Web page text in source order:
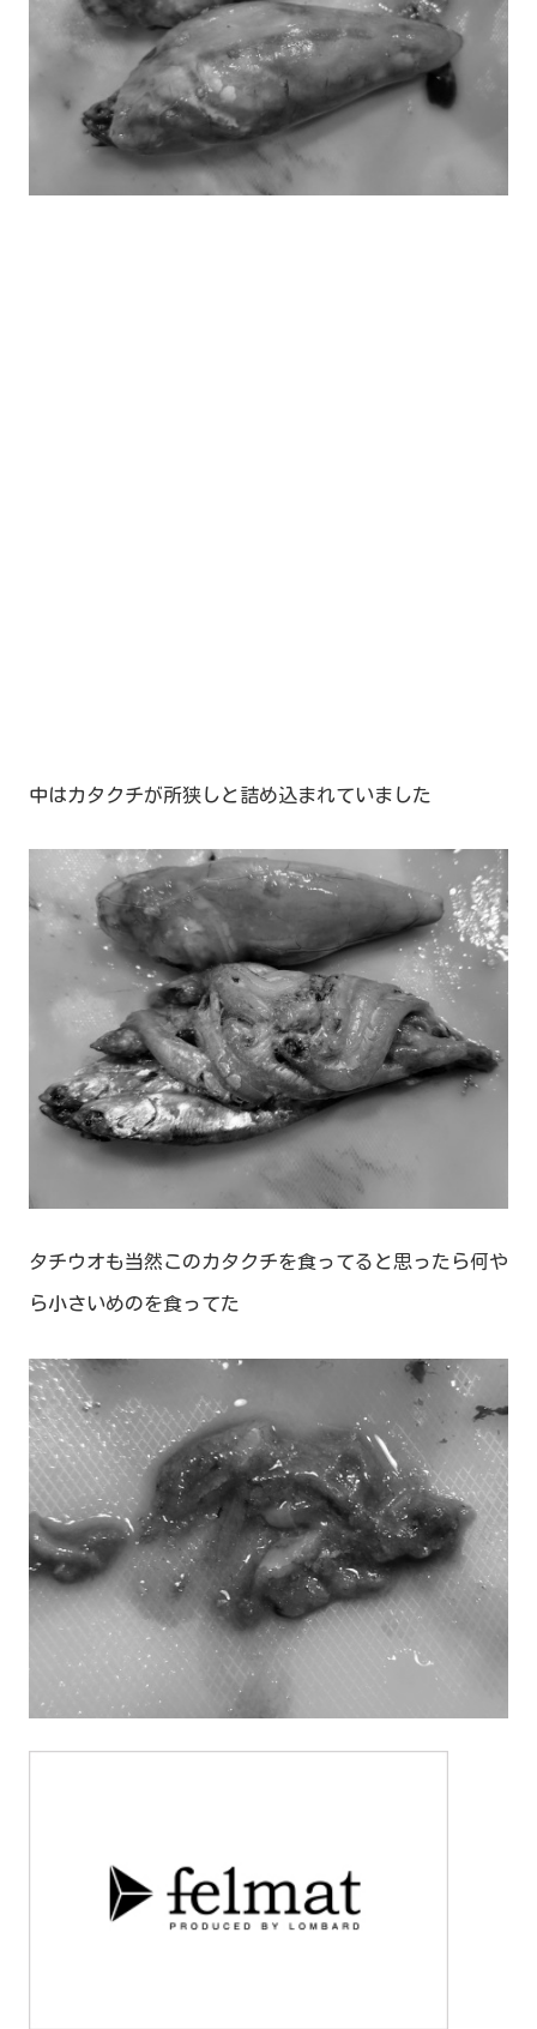
中はカタクチが所狭しと詰め込まれていました
タチウオも当然このカタクチを食ってると思ったら何や
ら小さいめのを食ってた